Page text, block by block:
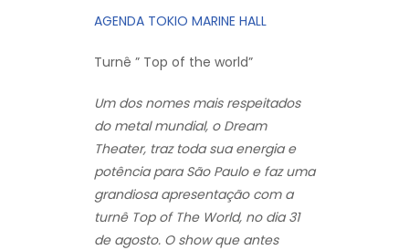
AGENDA TOKIO MARINE HALL
Turnê ” Top of the world”
Um dos nomes mais respeitados
do metal mundial, o Dream
Theater, traz toda sua energia e
potência para São Paulo e faz uma
grandiosa apresentação com a
turnê Top of The World, no dia 31
de agosto. O show que antes